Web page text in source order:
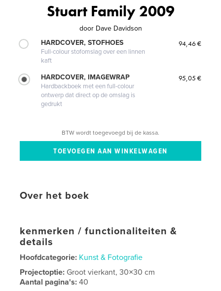
Stuart Family 2009
door Dave Davidson
HARDCOVER, STOFHOES
Full-colour stofomslag over een linnen
kaft
94,46 €
HARDCOVER, IMAGEWRAP
Hardbackboek met een full-colour
ontwerp dat direct op de omslag is
gedrukt
95,05 €
BTW wordt toegevoegd bij de kassa.
Over het boek
kenmerken / functionaliteiten &
details
Hoofdcategorie: Kunst & Fotografie
Projectoptie: Groot vierkant, 30×30 cm
Aantal pagina's:40